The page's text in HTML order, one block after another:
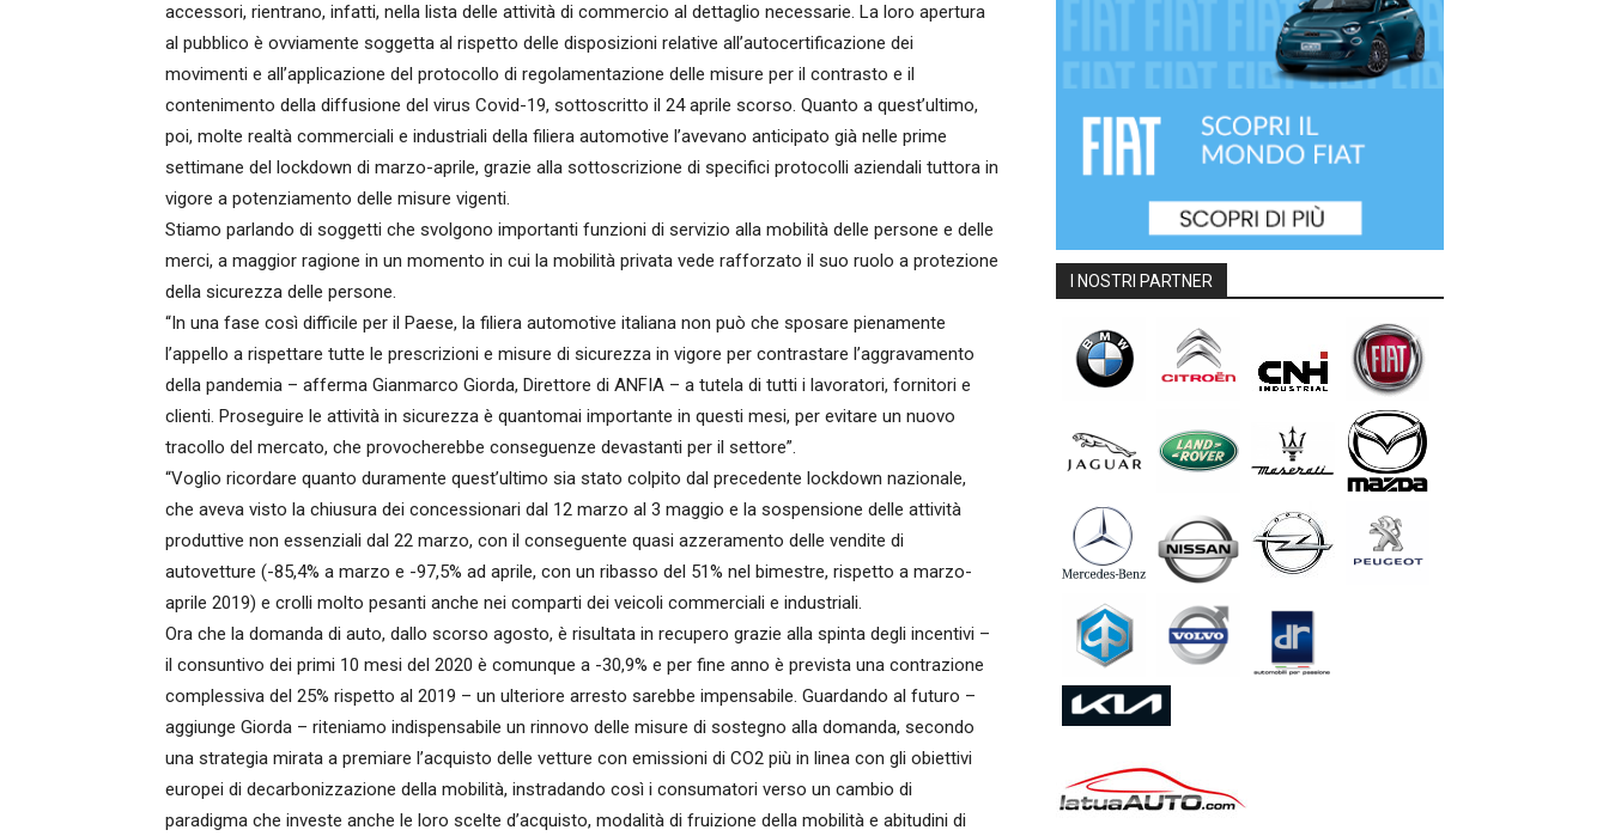
accessori, rientrano, infatti, nella lista delle attività di commercio al dettaglio necessarie. La loro apertura
al pubblico è ovviamente soggetta al rispetto delle disposizioni relative all’autocertificazione dei
movimenti e all’applicazione del protocollo di regolamentazione delle misure per il contrasto e il
contenimento della diffusione del virus Covid-19, sottoscritto il 24 aprile scorso. Quanto a quest’ultimo,
poi, molte realtà commerciali e industriali della filiera automotive l’avevano anticipato già nelle prime
settimane del lockdown di marzo-aprile, grazie alla sottoscrizione di specifici protocolli aziendali tuttora in
vigore a potenziamento delle misure vigenti.
Stiamo parlando di soggetti che svolgono importanti funzioni di servizio alla mobilità delle persone e delle
merci, a maggior ragione in un momento in cui la mobilità privata vede rafforzato il suo ruolo a protezione
della sicurezza delle persone.
“In una fase così difficile per il Paese, la filiera automotive italiana non può che sposare pienamente
l’appello a rispettare tutte le prescrizioni e misure di sicurezza in vigore per contrastare l’aggravamento
della pandemia – afferma Gianmarco Giorda, Direttore di ANFIA – a tutela di tutti i lavoratori, fornitori e
clienti. Proseguire le attività in sicurezza è quantomai importante in questi mesi, per evitare un nuovo
tracollo del mercato, che provocherebbe conseguenze devastanti per il settore”.
“Voglio ricordare quanto duramente quest’ultimo sia stato colpito dal precedente lockdown nazionale,
che aveva visto la chiusura dei concessionari dal 12 marzo al 3 maggio e la sospensione delle attività
produttive non essenziali dal 22 marzo, con il conseguente quasi azzeramento delle vendite di
autovetture (-85,4% a marzo e -97,5% ad aprile, con un ribasso del 51% nel bimestre, rispetto a marzo-
aprile 2019) e crolli molto pesanti anche nei comparti dei veicoli commerciali e industriali.
Ora che la domanda di auto, dallo scorso agosto, è risultata in recupero grazie alla spinta degli incentivi –
il consuntivo dei primi 10 mesi del 2020 è comunque a -30,9% e per fine anno è prevista una contrazione
complessiva del 25% rispetto al 2019 – un ulteriore arresto sarebbe impensabile. Guardando al futuro –
aggiunge Giorda – riteniamo indispensabile un rinnovo delle misure di sostegno alla domanda, secondo
una strategia mirata a premiare l’acquisto delle vetture con emissioni di CO2 più in linea con gli obiettivi
europei di decarbonizzazione della mobilità, instradando così i consumatori verso un cambio di
paradigma che investe anche le loro scelte d’acquisto, modalità di fruizione della mobilità e abitudini di
I NOSTRI PARTNER